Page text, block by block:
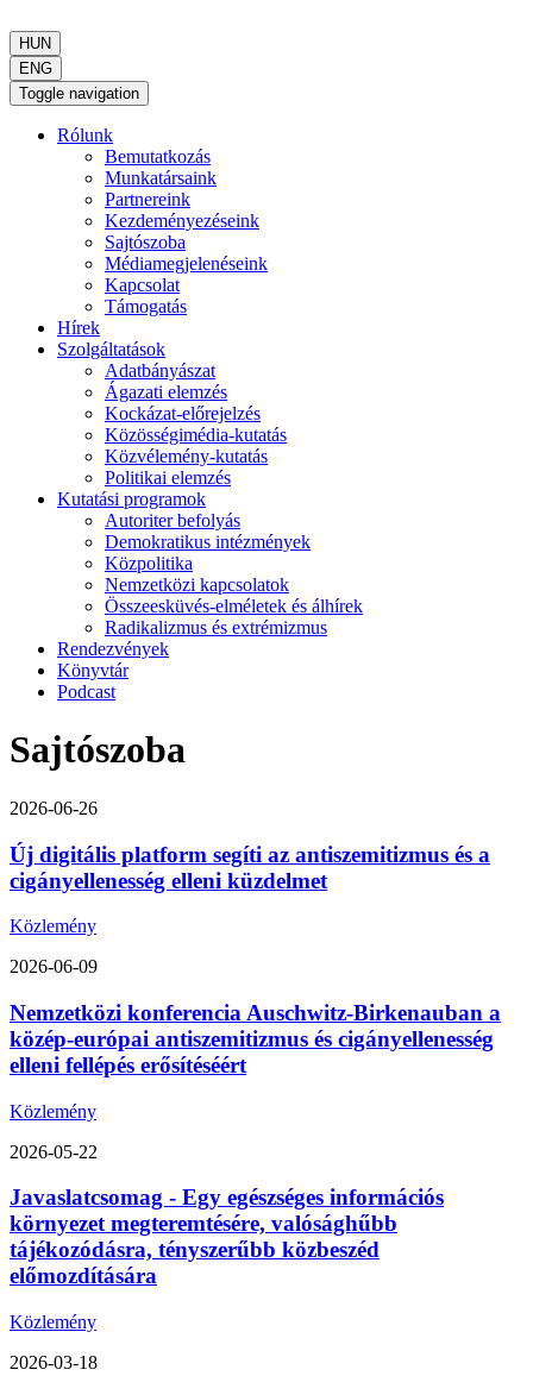
HUN
ENG
Toggle navigation
Rólunk
Bemutatkozás
Munkatársaink
Partnereink
Kezdeményezéseink
Sajtószoba
Médiamegjelenéseink
Kapcsolat
Támogatás
Hírek
Szolgáltatások
Adatbányászat
Ágazati elemzés
Kockázat-előrejelzés
Közösségimédia-kutatás
Közvélemény-kutatás
Politikai elemzés
Kutatási programok
Autoriter befolyás
Demokratikus intézmények
Közpolitika
Nemzetközi kapcsolatok
Összeesküvés-elméletek és álhírek
Radikalizmus és extrémizmus
Rendezvények
Könyvtár
Podcast
Sajtószoba
2026-06-26
Új digitális platform segíti az antiszemitizmus és a
cigányellenesség elleni küzdelmet
Közlemény
2026-06-09
Nemzetközi konferencia Auschwitz-Birkenauban a
közép-európai antiszemitizmus és cigányellenesség
elleni fellépés erősítéséért
Közlemény
2026-05-22
Javaslatcsomag - Egy egészséges információs
környezet megteremtésére, valósághűbb
tájékozódásra, tényszerűbb közbeszéd
előmozdítására
Közlemény
2026-03-18